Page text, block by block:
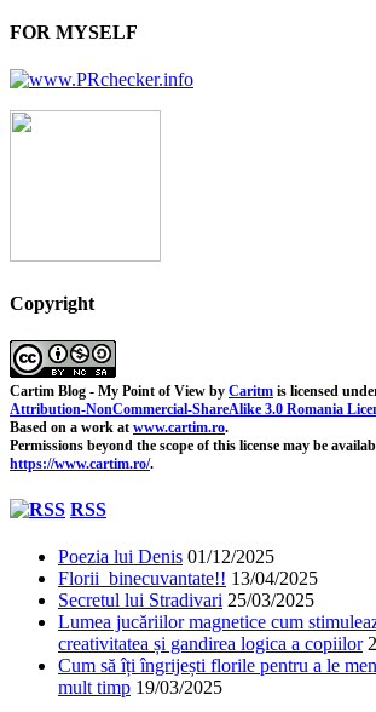
FOR MYSELF
Copyright
Cartim Blog - My Point of View by Caritm is licensed
Attribution-NonCommercial-ShareAlike 3.0 Romania
Based on a work at www.cartim.ro.
Permissions beyond the scope of this license may be
https://www.cartim.ro/.
RSS
Poezia lui Denis 01/12/2025
Florii binecuvantate!! 13/04/2025
Secretul lui Stradivari 25/03/2025
Lumea jucăriilor magnetice cum
creativitatea și gandirea logica a copiilor
Cum să îți îngrijești florile pentru a le
mult timp 19/03/2025